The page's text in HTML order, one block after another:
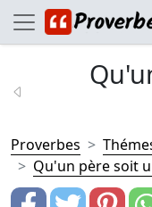
Proverbes
Qu'un père soit